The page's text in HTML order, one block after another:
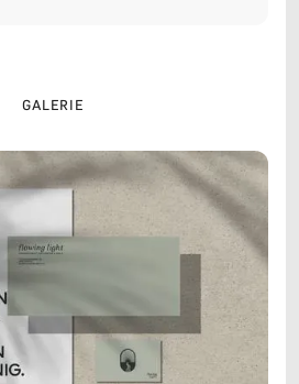
GALERIE